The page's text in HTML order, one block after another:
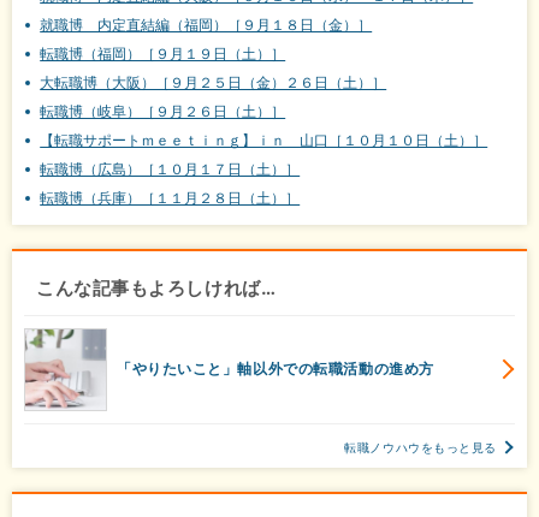
就職博 内定直結編（福岡）［９月１８日（金）］
転職博（福岡）［９月１９日（土）］
大転職博（大阪）［９月２５日（金）２６日（土）］
転職博（岐阜）［９月２６日（土）］
【転職サポートｍｅｅｔｉｎｇ】ｉｎ 山口［１０月１０日（土）］
転職博（広島）［１０月１７日（土）］
転職博（兵庫）［１１月２８日（土）］
こんな記事もよろしければ…
「やりたいこと」軸以外での転職活動の進め方
転職ノウハウをもっと見る